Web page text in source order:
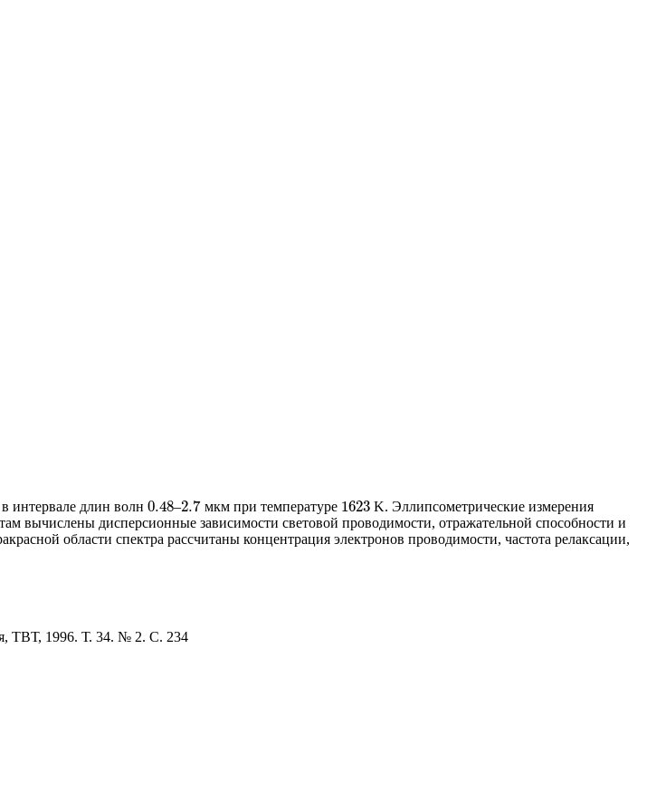
интервале длин волн 0.48
0.48–2.7
2.7 мкм при температуре 1623
1623 K. Эллипсометрические измерения
вычислены дисперсионные зависимости световой проводимости, отражательной способности и
области спектра рассчитаны концентрация электронов проводимости, частота релаксации,
ТВТ, 1996. Т. 34. № 2. С. 234